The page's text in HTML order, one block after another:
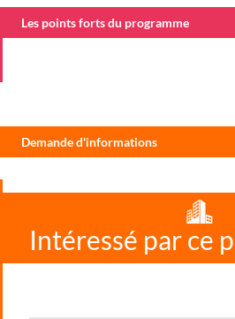
Les points forts du programme
Demande d'informations
Intéressé par ce